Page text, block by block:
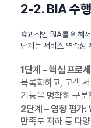
2-2. BIA 수행
효과적인 BIA를 위해
단계는 서비스 연속성
1단계 – 핵심 프로
목록화하고, 고객
기능을 명확히 구분
2단계 – 영향 평가:
만족도 저하 등 다